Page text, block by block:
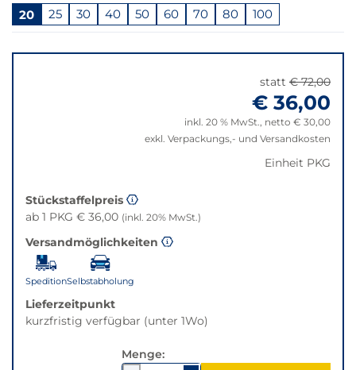
Variante
nicht
Bei
Alternative
der
gewünschten
Variante.
20 25 30 40 50 60 70 80 100
zu
statt € 72,00
€ 36,00
inkl. 20 % MwSt., netto € 30,00
exkl. Verpackungs,- und Versandkosten
Einheit PKG
Stückstaffelpreis
ab 1 PKG € 36,00 (inkl. 20% MwSt.)
Versandmöglichkeiten
SpeditionSelbstabholung
Lieferzeitpunkt
kurzfristig verfügbar (unter 1Wo)
Menge: